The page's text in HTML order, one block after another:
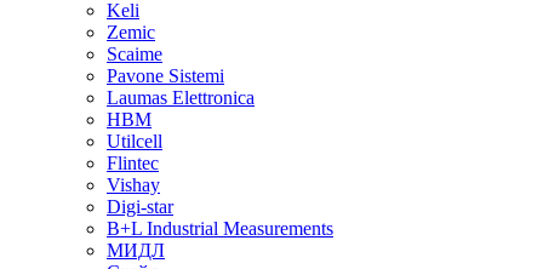
Keli
Zemic
Scaime
Pavone Sistemi
Laumas Elettronica
HBM
Utilcell
Flintec
Vishay
Digi-star
B+L Industrial Measurements
МИДЛ